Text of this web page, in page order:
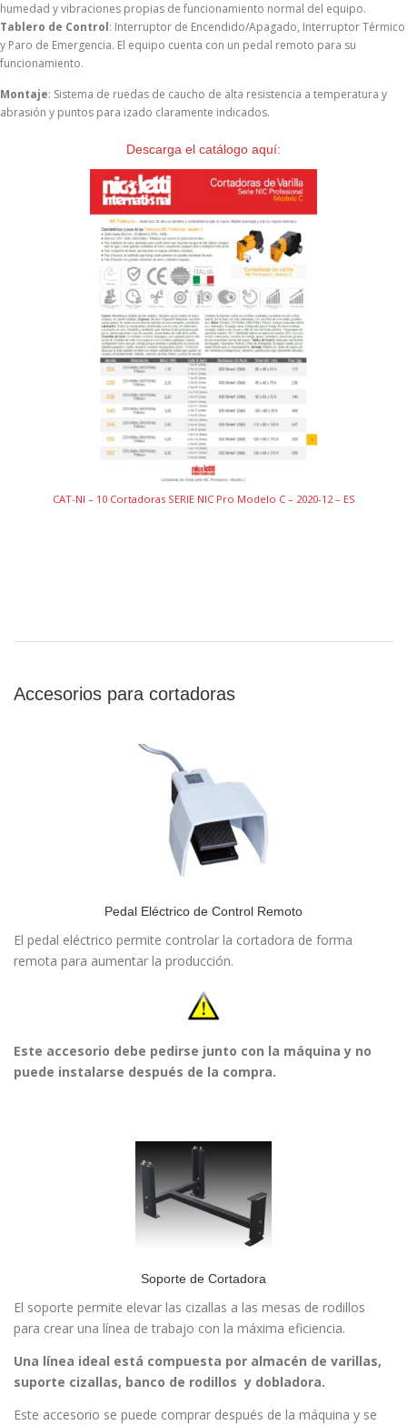
humedad y vibraciones propias de funcionamiento normal del equipo.
Tablero de Control: Interruptor de Encendido/Apagado, Interruptor Térmico
y Paro de Emergencia. El equipo cuenta con un pedal remoto para su
funcionamiento.
Montaje: Sistema de ruedas de caucho de alta resistencia a temperatura y
abrasión y puntos para izado claramente indicados.
Descarga el catálogo aquí:
CAT-NI – 10 Cortadoras SERIE NIC Pro Modelo C – 2020-12 – ES
Accesorios para cortadoras
Pedal Eléctrico de Control Remoto
El pedal eléctrico permite controlar la cortadora de forma
remota para aumentar la producción.
Este accesorio debe pedirse junto con la máquina y no
puede instalarse después de la compra.
Soporte de Cortadora
El soporte permite elevar las cizallas a las mesas de rodillos
para crear una línea de trabajo con la máxima eficiencia.
Una línea ideal está compuesta por almacén de varillas,
suporte cizallas, banco de rodillos y dobladora.
Este accesorio se puede comprar después de la máquina y se